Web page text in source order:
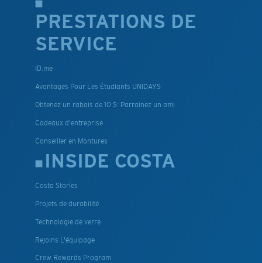
PRESTATIONS DE
SERVICE
ID.me
Avantages Pour Les Étudiants UNIDAYS
Obtenez un rabais de 10 $: Parrainez un ami
Cadeaux d'entreprise
Conseiller en Montures
INSIDE COSTA
Costa Stories
Projets de durabilité
Technologie de verre
Rejoins L'équipage
Crew Rewards Program